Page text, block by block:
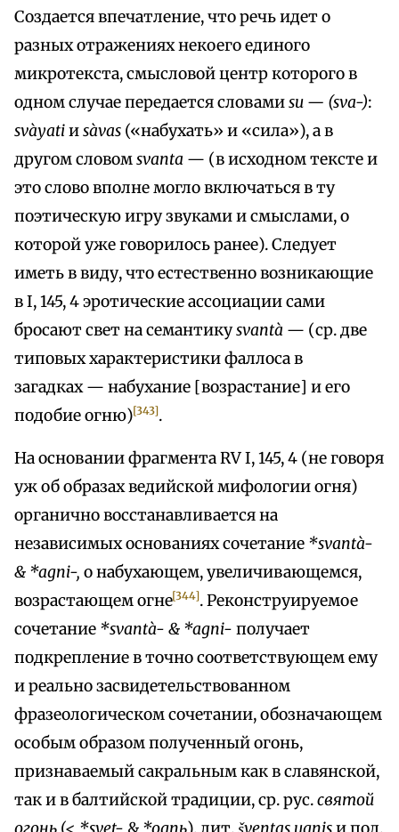
Создается впечатление, что речь идет о
разных отражениях некоего единого
микротекста, смысловой центр которого в
одном случае передается словамиsu — (sva-):
svàyatiиsàvas («набухать» и «сила»), а в
другом словомsvanta — (в исходном тексте и
это слово вполне могло включаться в ту
поэтическую игру звуками и смыслами, о
которой уже говорилось ранее). Следует
иметь в виду, что естественно возникающие
в I, 145, 4 эротические ассоциации сами
бросают свет на семантикуsvantà — (ср. две
типовых характеристики фаллоса в
загадках — набухание [возрастание] и его
подобие огню)[343].
На основании фрагмента RV I, 145, 4 (не говоря
уж об образах ведийской мифологии огня)
органично восстанавливается на
независимых основаниях сочетание *svantà-
& *agni-, о набухающем, увеличивающемся,
возрастающем огне[344]. Реконструируемое
сочетание *svantà- & *agni- получает
подкрепление в точно соответствующем ему
и реально засвидетельствованном
фразеологическом сочетании, обозначающем
особым образом полученный огонь,
признаваемый сакральным как в славянской,
так и в балтийской традиции, ср. рус.святой